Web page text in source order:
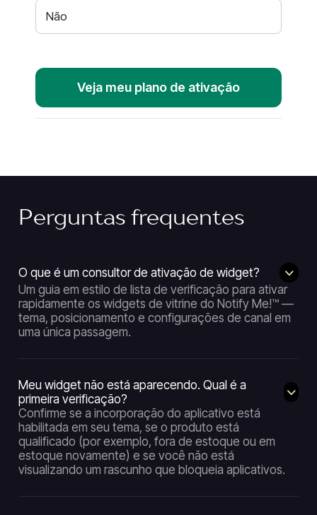
Não
Veja meu plano de ativação
Perguntas frequentes
O que é um consultor de ativação de widget?
Um guia em estilo de lista de verificação para ativar
rapidamente os widgets de vitrine do Notify Me!™ —
tema, posicionamento e configurações de canal em
uma única passagem.
Meu widget não está aparecendo. Qual é a
primeira verificação?
Confirme se a incorporação do aplicativo está
habilitada em seu tema, se o produto está
qualificado (por exemplo, fora de estoque ou em
estoque novamente) e se você não está
visualizando um rascunho que bloqueia aplicativos.